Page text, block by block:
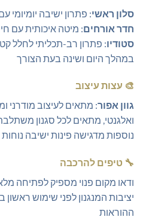
סלון ראשי: פתרון ישיבה יומיומי
חדר אורחים: מיטה איכותית עם
סטודיו: פתרון רב-תכליתי לחלל
במהלך היום ושינה בעת הצורך
🎨 עצות עיצוב
גוון אפור: מתאים לעיצוב מודרני
ואלגנטי, מתאים לכל סגנון
נוספות מדגישה פינות ישיבה
🔧 טיפים להרכבה
ודאו מקום פנוי מספיק לפתיחה
יציבות המנגנון לפני שימוש ראשון
ההוראות